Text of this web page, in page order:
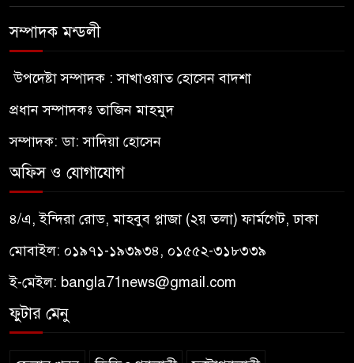
সম্পাদক মন্ডলী
উপদেষ্টা সম্পাদক : সাখাওয়াত হোসেন বাদশা
প্রধান সম্পাদকঃ তাজিন মাহমুদ
সম্পাদক: ডা: সাদিয়া হোসেন
অফিস ও যোগাযোগ
৪/এ, ইন্দিরা রোড, মাহবুব প্লাজা (২য় তলা) ফার্মগেট, ঢাকা
মোবাইল: ০১৯৭১-১৯৩৯৩৪, ০১৫৫২-৩১৮৩৩৯
ই-মেইল: bangla71news@gmail.com
ফুটার মেনু